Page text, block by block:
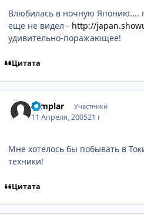
Влюбилась в ночную Японию....
еще не видел - http://
удивительно-поражающее!
Цитата
Templar Участники
11 Апреля, 200521 г
Мне хотелось бы побывать в
техники!
Цитата